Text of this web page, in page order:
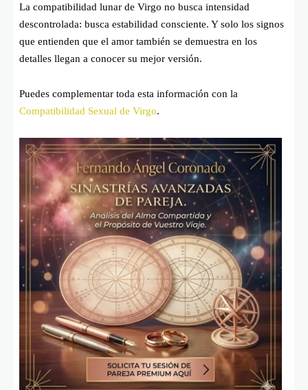
La compatibilidad lunar de Virgo no busca intensidad
descontrolada: busca estabilidad consciente. Y solo los signos
que entienden que el amor también se demuestra en los
detalles llegan a conocer su mejor versión.
Puedes complementar toda esta información con la
Compatibilidad Sexual de Virgo.